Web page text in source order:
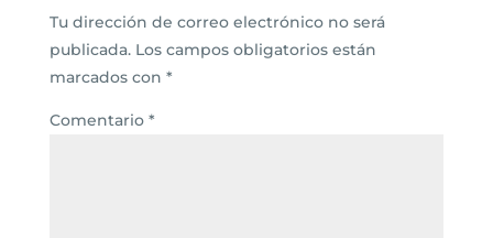
Tu dirección de correo electrónico no será
publicada. Los campos obligatorios están
marcados con *
Comentario *